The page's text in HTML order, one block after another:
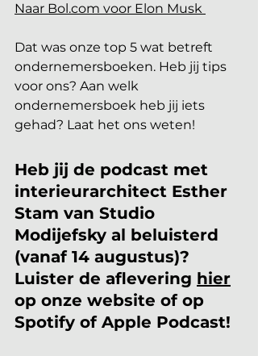
Naar Bol.com voor Elon Musk
Dat was onze top 5 wat betreft
ondernemersboeken. Heb jij tips
voor ons? Aan welk
ondernemersboek heb jij iets
gehad? Laat het ons weten!
Heb jij de podcast met
interieurarchitect Esther
Stam van Studio
Modijefsky al beluisterd
(vanaf 14 augustus)?
Luister de aflevering hier
op onze website of op
Spotify of Apple Podcast!